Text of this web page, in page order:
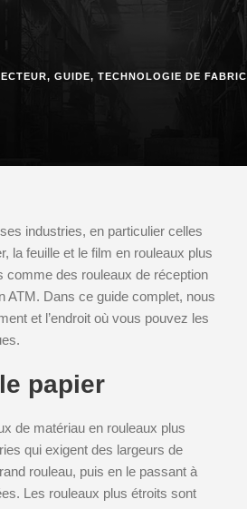
, GUIDE, TECHNOLOGIE DE
industries, en particulier celles
la feuille et le film en rouleaux plus
comme des rouleaux de réception
ATM. Dans ce guide complet, nous
et l’endroit où vous pouvez les
papier
de matériau en rouleaux plus
qui exigent des largeurs de
rouleau, puis en le passant à
Les rouleaux plus étroits sont